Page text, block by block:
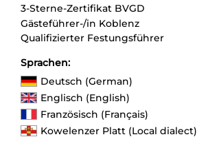
3-Sterne-Zertifikat BVGD
Gästeführer-/in Koblenz
Qualifizierter Festungsführer
Sprachen:
Deutsch (German)
Englisch (English)
Französisch (Français)
Kowelenzer Platt (Local dialect)